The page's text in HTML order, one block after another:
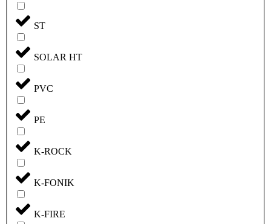
ST
SOLAR HT
PVC
PE
K-ROCK
K-FONIK
K-FIRE